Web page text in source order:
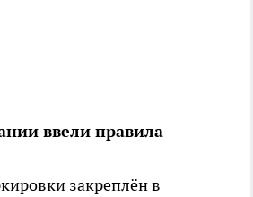
ввели правила
закреплён в